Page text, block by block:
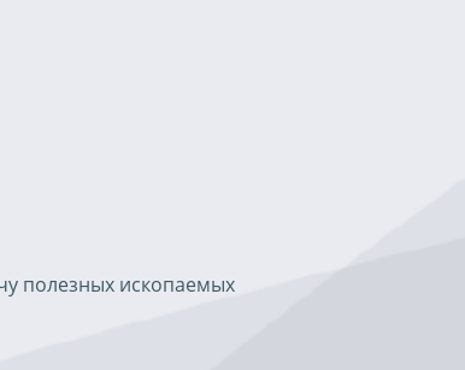
полезных ископаемых